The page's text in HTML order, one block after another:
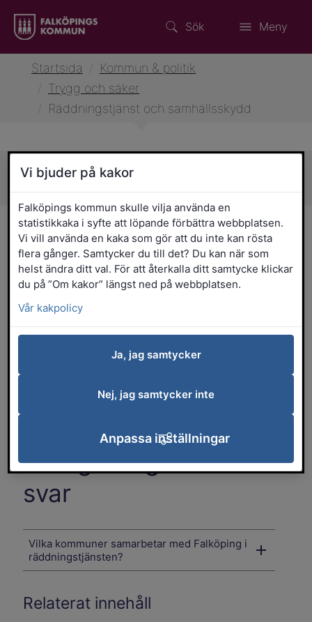
Sök Meny
Startsida
Kommun & politik
Trygg och säker
Räddningstjänst och samhällsskydd
Sidans innehåll
Räddningstjänst och
samhällsskydd
Falköpings kommun har en gemensam
räddningstjänst med tre andra
kommuner:Samhällsskydd Mellersta
brandsäkerhet för privatpersoner och företag,
Vanliga frågor och
svar
Vilka kommuner samarbetar med Falköping i
räddningstjänsten?
Relaterat innehåll
Vi bjuder på kakor
Falköpings kommun skulle vilja använda en
statistikkaka i syfte att löpande förbättra webbplatsen.
Vi vill använda en kaka som gör att du inte kan rösta
flera gånger. Samtycker du till det? Du kan när som
helst ändra ditt val. För att återkalla ditt samtycke klickar
du på ”Om kakor” längst ned på webbplatsen.
Vår kakpolicy
Ja, jag samtycker
Nej, jag samtycker inte
Anpassa inställningar